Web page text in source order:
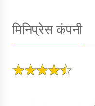
मिनिप्रेस कंपनी